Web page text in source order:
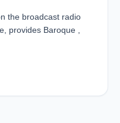
the broadcast radio
provides Baroque ,